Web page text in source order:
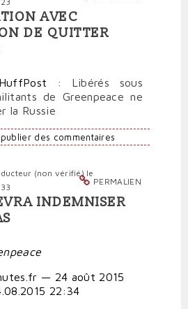
AVEC
DE QUITTER
: Libérés sous
de Greenpeace ne
la Russie
des commentaires
PERMALIEN
(non vérifié)le
INDEMNISER
— 24 août 2015
22:34